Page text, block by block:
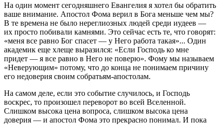
На один момент сегодняшнего Евангелия я хотел бы обратить
ваше внимание. Апостол Фома верил в Бога меньше чем мы?
В те времена не было нереглиозных людей среди иудеев —
их просто побивали камнями. Это сейчас есть те, что говорят:
«меня все равно Бог спасет — у Него работа такая»... Один
академик еще хлеще выразился: «Если Господь ко мне
придет — я все равно в Него не поверю». Фому мы называем
«Неверующим» потому, что до конца не понимаем причину
его недоверия своим собратьям-апостолам.
На самом деле, если это событие случилось, и Господь
воскрес, то произошел переворот во всей Вселенной.
Слишком высока цена вопроса, слишком высока цена
доверия — и апостол Фома это прекрасно понимал. И пока